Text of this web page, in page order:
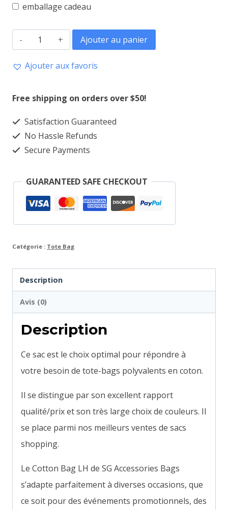
emballage cadeau
quantité
Tote
Ajouter au panier
Ajouter aux favoris
Free shipping on orders over $50!
Satisfaction Guaranteed
No Hassle Refunds
Secure Payments
GUARANTEED SAFE CHECKOUT
Catégorie : Tote Bag
Description
Avis (0)
Description
Ce sac est le choix optimal pour répondre à
votre besoin de tote-bags polyvalents en coton.
Il se distingue par son excellent rapport
qualité/prix et son très large choix de couleurs. Il
se place parmi nos meilleurs ventes de sacs
shopping.
Le Cotton Bag LH de SG Accessories Bags
s’adapte parfaitement à diverses occasions, que
ce soit pour des événements promotionnels, des